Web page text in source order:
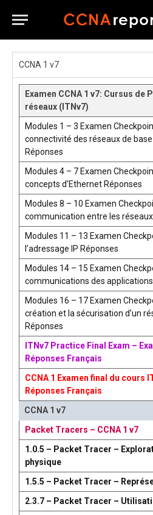
CCNA 1 v7
Examen CCNA 1 v7: Cursus de
réseaux (ITNv7)
Modules 1 – 3 Examen
connectivité des réseaux de
Réponses
Modules 4 – 7 Examen
concepts d’Ethernet Réponses
Modules 8 – 10 Examen
communication entre les
Modules 11 – 13 Examen
l’adressage IP Réponses
Modules 14 – 15 Examen
communications des
Modules 16 – 17 Examen
création et la sécurisation d’un
Réponses
ITNv7 Practice Final Exam –
Réponses Français
CCNA 1 Examen final du cours
Réponses Français
CCNA 1 v7
Packet Tracers – CCNA 1 v7
1.0.5 – Packet Tracer –
physique
1.5.5 – Packet Tracer –
2.3.7 – Packet Tracer –